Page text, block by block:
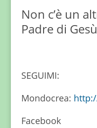
Non c’è un
Padre di
SEGUIMI:
Mondocrea:
Facebook